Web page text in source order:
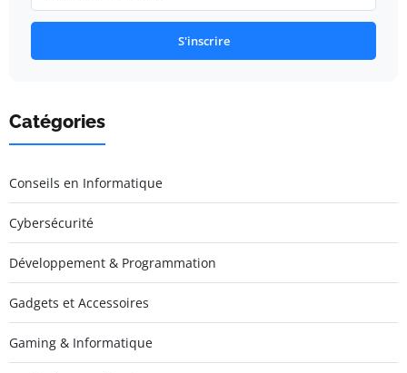
S'inscrire
Catégories
Conseils en Informatique
Cybersécurité
Développement & Programmation
Gadgets et Accessoires
Gaming & Informatique